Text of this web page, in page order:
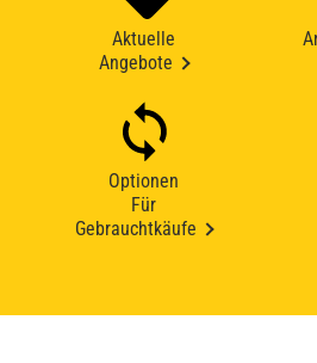
Aktuelle
Angebote
Optionen
Für
Gebrauchtkäufe